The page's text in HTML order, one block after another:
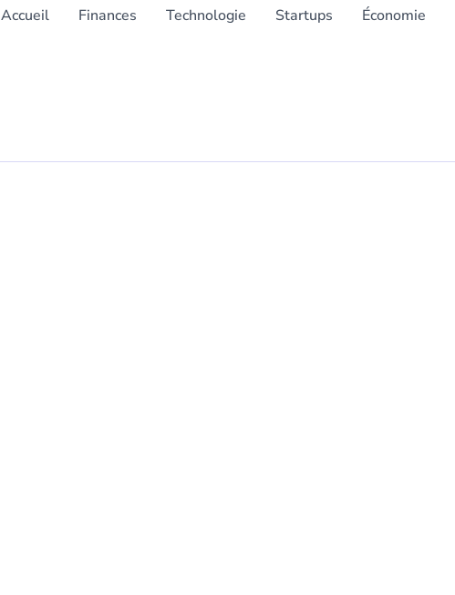
Accueil Finances Technologie Startups Économie